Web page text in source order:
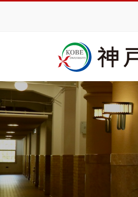
動
に
移
動